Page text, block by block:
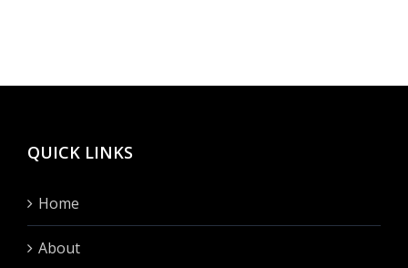
QUICK LINKS
Home
About